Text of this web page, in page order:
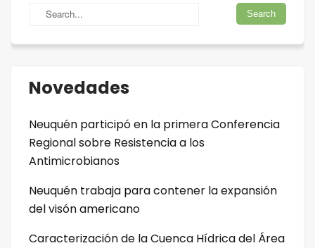
Novedades
Neuquén participó en la primera Conferencia
Regional sobre Resistencia a los
Antimicrobianos
Neuquén trabaja para contener la expansión
del visón americano
Caracterización de la Cuenca Hídrica del Área